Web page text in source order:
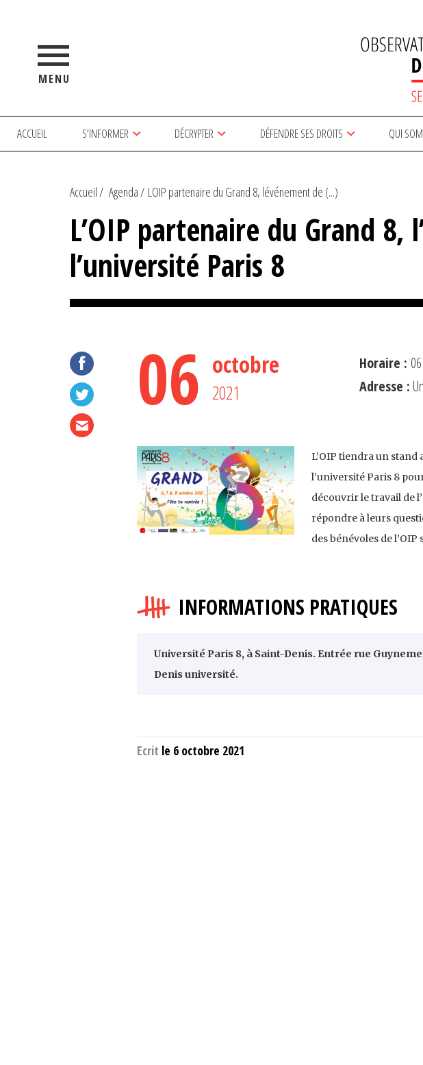
MENU
ACCUEIL S’INFORMER DÉCRYPTER DÉFENDRE SES DROITS QUI
Accueil Agenda LOIP partenaire du Grand 8, lévénement de (...)
L’OIP partenaire du Grand
l’université Paris 8
06 octobre
2021
Horaire :
Adresse :
L’OIP tiendra un
l’université Paris 8
découvrir le travail de
répondre à leurs
des bénévoles de
INFORMATIONS PRATIQUES
Université Paris 8, à Saint-Denis. Entrée rue
Denis université.
Ecrit le 6 octobre 2021